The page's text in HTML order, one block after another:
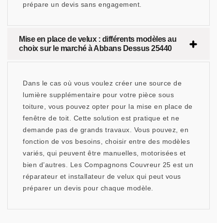
prépare un devis sans engagement.
Mise en place de velux : différents modèles au
choix sur le marché à Abbans Dessus 25440
Dans le cas où vous voulez créer une source de
lumière supplémentaire pour votre pièce sous
toiture, vous pouvez opter pour la mise en place de
fenêtre de toit. Cette solution est pratique et ne
demande pas de grands travaux. Vous pouvez, en
fonction de vos besoins, choisir entre des modèles
variés, qui peuvent être manuelles, motorisées et
bien d’autres. Les Compagnons Couvreur 25 est un
réparateur et installateur de velux qui peut vous
préparer un devis pour chaque modèle.